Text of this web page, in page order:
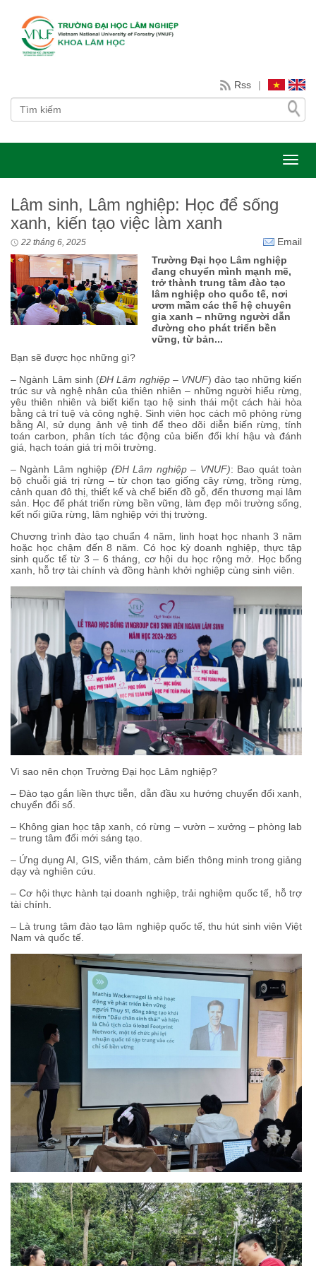
Rss |
Lâm sinh, Lâm nghiệp: Học để sống
xanh, kiến tạo việc làm xanh
22 tháng 6, 2025
Email
Trường Đại học Lâm nghiệp
đang chuyển mình mạnh mẽ,
trở thành trung tâm đào tạo
lâm nghiệp cho quốc tế, nơi
ươm mầm các thế hệ chuyên
gia xanh – những người dẫn
đường cho phát triển bền
vững, từ bản...
Bạn sẽ được học những gì?
– Ngành Lâm sinh (ĐH Lâm nghiệp – VNUF) đào tạo những kiến
trúc sư và nghệ nhân của thiên nhiên – những người hiểu rừng,
yêu thiên nhiên và biết kiến tạo hệ sinh thái một cách hài hòa
bằng cả trí tuệ và công nghệ. Sinh viên học cách mô phỏng rừng
bằng AI, sử dụng ảnh vệ tinh để theo dõi diễn biến rừng, tính
toán carbon, phân tích tác động của biến đổi khí hậu và đánh
giá, hạch toán giá trị môi trường.
– Ngành Lâm nghiệp (ĐH Lâm nghiệp – VNUF): Bao quát toàn
bộ chuỗi giá trị rừng – từ chọn tạo giống cây rừng, trồng rừng,
cảnh quan đô thị, thiết kế và chế biến đồ gỗ, đến thương mại lâm
sản. Học để phát triển rừng bền vững, làm đẹp môi trường sống,
kết nối giữa rừng, lâm nghiệp với thị trường.
Chương trình đào tạo chuẩn 4 năm, linh hoạt học nhanh 3 năm
hoặc học chậm đến 8 năm. Có học kỳ doanh nghiệp, thực tập
sinh quốc tế từ 3 – 6 tháng, cơ hội du học rộng mở. Học bổng
xanh, hỗ trợ tài chính và đồng hành khởi nghiệp cùng sinh viên.
Vì sao nên chọn Trường Đại học Lâm nghiệp?
– Đào tạo gắn liền thực tiễn, dẫn đầu xu hướng chuyển đổi xanh,
chuyển đổi số.
– Không gian học tập xanh, có rừng – vườn – xưởng – phòng lab
– trung tâm đổi mới sáng tạo.
– Ứng dụng AI, GIS, viễn thám, cảm biến thông minh trong giảng
dạy và nghiên cứu.
– Cơ hội thực hành tại doanh nghiệp, trải nghiệm quốc tế, hỗ trợ
tài chính.
– Là trung tâm đào tạo lâm nghiệp quốc tế, thu hút sinh viên Việt
Nam và quốc tế.